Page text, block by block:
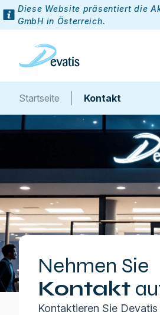
Diese Website präsentiert die
GmbH in Österreich.
Startseite Kontakt
Nehmen Sie
Kontakt
Kontaktieren Sie